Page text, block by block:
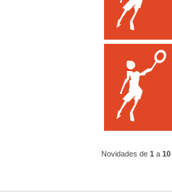
Novidades de 1 a 10